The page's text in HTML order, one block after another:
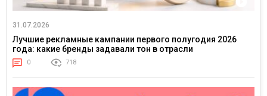
31.07.2026
Лучшие рекламные кампании первого полугодия 2026
года: какие бренды задавали тон в отрасли
0 718